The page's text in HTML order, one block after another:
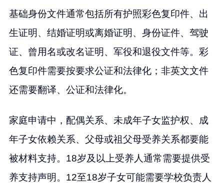
基础身份文件通常包括所有护照彩色复印件、出
生证明、结婚证明或离婚证明、身份证件、驾驶
证、曾用名或改名证明、军役和退役文件等。彩
色复印件需要按要求公证和法律化；非英文文件
还需要翻译、公证和法律化。
家庭申请中，配偶关系、未成年子女监护权、成
年子女依赖关系、父母或祖父母受养关系都要能
被材料支持。18岁及以上受养人通常需要提供受
养支持声明。12至18岁子女可能需要学校负责人